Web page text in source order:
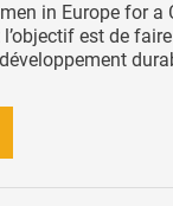
in Europe for
est de